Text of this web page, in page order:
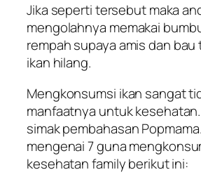
Jika seperti tersebut maka
mengolahnya memakai
rempah supaya amis dan bau
ikan hilang.
Mengkonsumsi ikan sangat
manfaatnya untuk kesehatan.
simak pembahasan
mengenai 7 guna
kesehatan family berikut ini: